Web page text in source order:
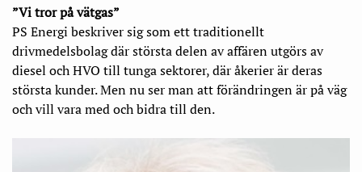
”Vi tror på vätgas”
PS Energi beskriver sig som ett traditionellt
drivmedelsbolag där största delen av affären utgörs av
diesel och HVO till tunga sektorer, där åkerier är deras
största kunder. Men nu ser man att förändringen är på väg
och vill vara med och bidra till den.